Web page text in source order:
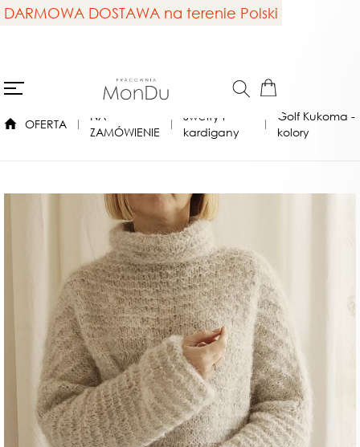
DARMOWA DOSTAWA na terenie Polski
OFERTA
NA
ZAMÓWIENIE
Swetry i
kardigany
Golf Kukoma -
kolory